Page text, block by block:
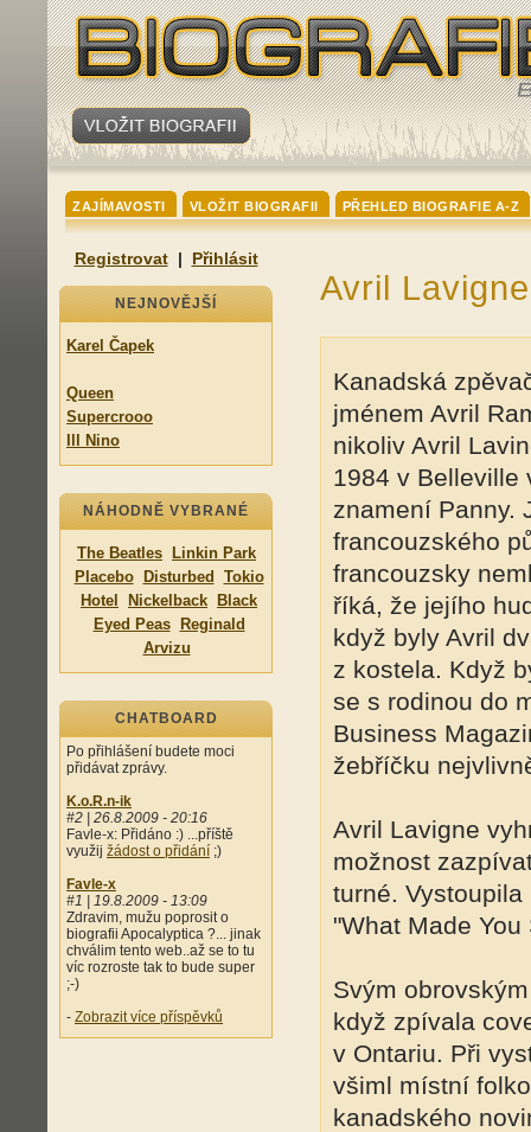
ZAJÍMAVOSTI VLOŽIT BIOGRAFII PŘEHLED BIOGRAFIE A-Z
Registrovat| Přihlásit
NEJNOVĚJŠÍ
Karel Čapek
Queen
Supercrooo
Ill Nino
NÁHODNĚ VYBRANÉ
The Beatles
Linkin Park
Placebo
Disturbed
Tokio
Hotel
Nickelback
Black
Eyed Peas
Reginald
Arvizu
CHATBOARD
Po přihlášení budete moci
přidávat zprávy.
K.o.R.n-ik
#2 | 26.8.2009 - 20:16
Favle-x: Přidáno :) ...příště
využij žádost o přidání ;)
Favle-x
#1 | 19.8.2009 - 13:09
Zdravim, mužu poprosit o
biografii Apocalyptica ?... jinak
chválim tento web..až se to tu
víc rozroste tak to bude super
;-)
- Zobrazit více příspěvků
Avril Lavigne
Kanadská
jménem Avril
nikoliv Avril
1984 v Belleville
znamení Panny.
francouzského
francouzsky
říká, že jejího
když byly Avril
z kostela. Když
se s rodinou do
Business
žebříčku
Avril Lavigne
možnost
turné.
"What Made You
Svým
když zpívala
v Ontariu. Při
všiml místní
kanadského